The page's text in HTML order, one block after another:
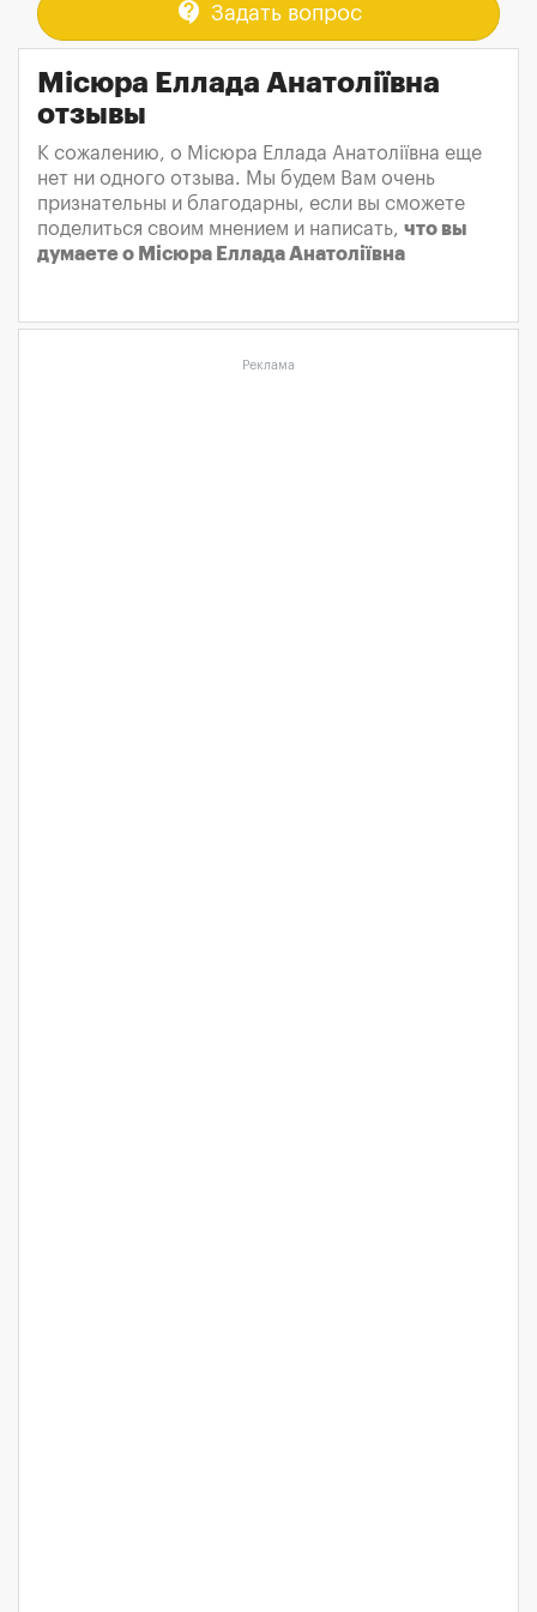
contact_support Задать вопрос
Місюра Еллада Анатоліївна
отзывы
К сожалению, о Місюра Еллада Анатоліївна еще
нет ни одного отзыва. Мы будем Вам очень
признательны и благодарны, если вы сможете
поделиться своим мнением и написать, что вы
думаете о Місюра Еллада Анатоліївна
Реклама